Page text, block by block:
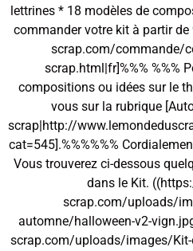
lettrines * 18 modèles de
commander votre kit à partir
scrap.com/commande/
scrap.html|fr]%%% %%%
compositions ou idées sur le
vous sur la rubrique
scrap|http://
cat=545].%%%%%%
Vous trouverez ci-dessous
dans le Kit.
scrap.com/uploads/
automne/halloween-v2-
scrap.com/uploads/images/